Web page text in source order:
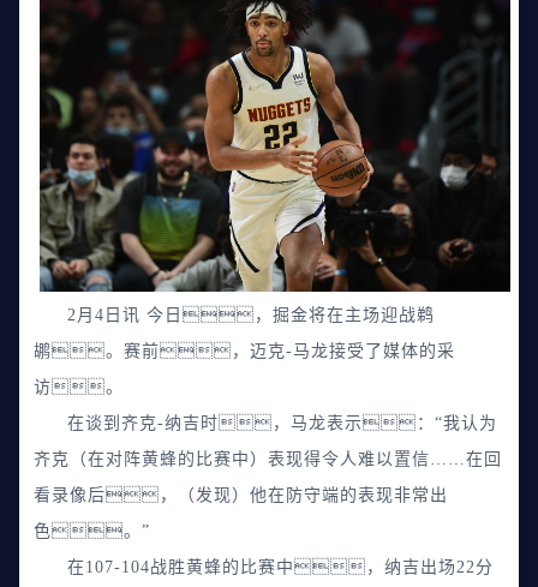
2月4日讯 今日，掘金将在主场迎战鹈
鹕。赛前，迈克-马龙接受了媒体的采
访。
在谈到齐克-纳吉时，马龙表示：“我认为
齐克（在对阵黄蜂的比赛中）表现得令人难以置信……在回
看录像后，（发现）他在防守端的表现非常出
色。”
在107-104战胜黄蜂的比赛中，纳吉出场22分